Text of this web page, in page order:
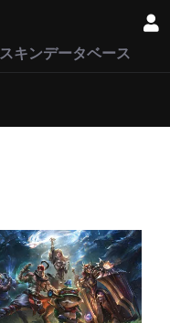
スキンデータベース